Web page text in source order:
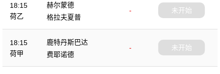
18:15
荷乙
赫尔蒙德
-
格拉夫夏普
未开始
18:15
荷甲
鹿特丹斯巴达
-
费耶诺德
未开始